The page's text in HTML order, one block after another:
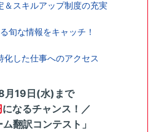
＆スキルアップ制度の充実
旬な情報をキャッチ！
化した仕事へのアクセス
月19日(水)まで
になるチャンス！／
ム翻訳コンテスト」